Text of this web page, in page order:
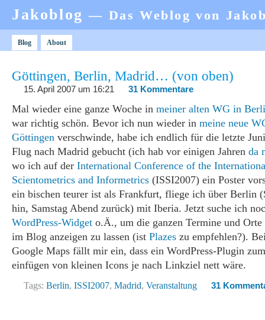
Jakoblog— Das Weblog von
Blog About
Göttingen, Berlin, Madrid… (von oben)
15. April 2007 um 16:21 31 Kommentare
Mal wieder eine ganze Woche in meiner alten WG in
war richtig schön. Bevor ich nun wieder in meine neue
Göttingen verschwinde, habe ich endlich für die letzte
Flug nach Madrid gebucht (ich hab vor einigen Jahren da
wo ich auf der International Conference of the
Scientometrics and Informetrics (ISSI2007) ein Poster
ein bischen teurer ist als Frankfurt, fliege ich über Berlin
hin, Samstag Abend zurück) mit Iberia. Jetzt suche ich
WordPress-Widget o.Ä., um die ganzen Termine und
im Blog anzeigen zu lassen (ist Plazes zu empfehlen?).
Google Maps fällt mir ein, dass ein WordPress-Plugin
einfügen von kleinen Icons je nach Linkziel nett wäre.
Tags: Berlin, ISSI2007, Madrid, Veranstaltung 31